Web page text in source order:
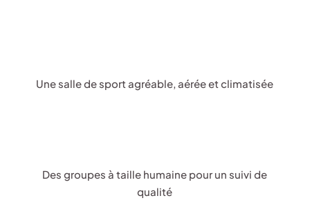
Une salle de sport agréable, aérée et climatisée
Des groupes à taille humaine pour un suivi de
qualité